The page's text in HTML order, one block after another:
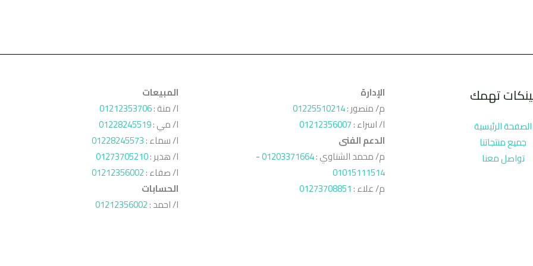
تهمك
الصفحة الرئيسية
جميع منتجاتنا
تواصل معنا
الإدارة
م/ منصور :01225510214
ا/ اسراء :01212356007
الدعم الفنى
م/ محمد الشناوي :01203371664
-
01015111514
م/ علاء :01273708851
المبيعات
ا/ منة :01212353706
ا/ مي :01228245519
ا/ سماء :01228245573
ا/ هدير :01273705210
ا/ صفاء :01212356002
الحسابات
ا/ احمد :01212356002